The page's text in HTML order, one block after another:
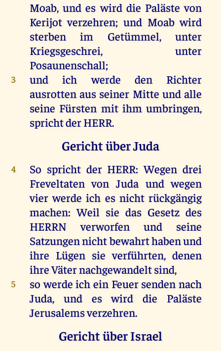
Moab,und es wird die Paläste von
Kerijotverzehren; und Moab wird
sterben
im Getümmel,unter
Kriegsgeschrei,unter
Posaunenschall;
3 und ich werde den
Richter
ausrotten aus seiner Mitte und alle
seine Fürsten mit ihm umbringen,
sprichtderHERR.
Gericht über Juda
4 So spricht der HERR:Wegen drei
Freveltatenvon Juda und wegen
vier werde ich es nichtrückgängig
machen:Weil sie das Gesetz des
HERRN
verworfen und
seine
Satzungennichtbewahrthabenund
ihre Lügen sie verführten,denen
ihreVäternachgewandeltsind,
5 so werde ich ein Feuer senden nach
Juda, und es wird die
Paläste
Jerusalemsverzehren.
Gericht über Israel